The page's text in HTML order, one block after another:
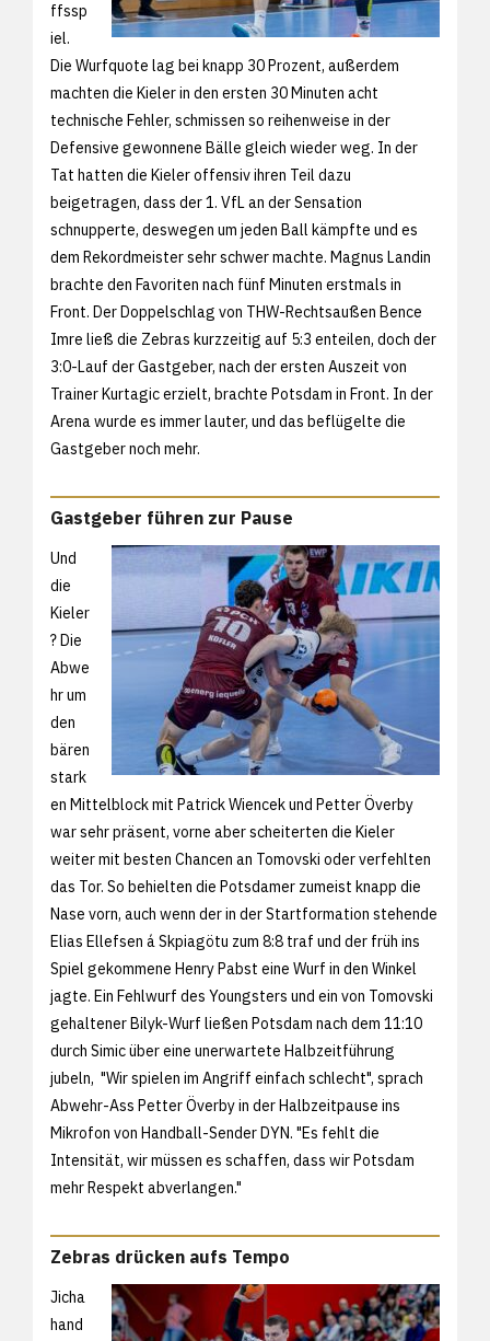
ffssp
iel.
Die Wurfquote lag bei knapp 30 Prozent, außerdem
machten die Kieler in den ersten 30 Minuten acht
technische Fehler, schmissen so reihenweise in der
Defensive gewonnene Bälle gleich wieder weg. In der
Tat hatten die Kieler offensiv ihren Teil dazu
beigetragen, dass der 1. VfL an der Sensation
schnupperte, deswegen um jeden Ball kämpfte und es
dem Rekordmeister sehr schwer machte. Magnus Landin
brachte den Favoriten nach fünf Minuten erstmals in
Front. Der Doppelschlag von THW-Rechtsaußen Bence
Imre ließ die Zebras kurzzeitig auf 5:3 enteilen, doch der
3:0-Lauf der Gastgeber, nach der ersten Auszeit von
Trainer Kurtagic erzielt, brachte Potsdam in Front. In der
Arena wurde es immer lauter, und das beflügelte die
Gastgeber noch mehr.
Gastgeber führen zur Pause
Und
die
Kieler
? Die
Abwe
hr um
den
bären
stark
en Mittelblock mit Patrick Wiencek und Petter Överby
war sehr präsent, vorne aber scheiterten die Kieler
weiter mit besten Chancen an Tomovski oder verfehlten
das Tor. So behielten die Potsdamer zumeist knapp die
Nase vorn, auch wenn der in der Startformation stehende
Elias Ellefsen á Skpiagötu zum 8:8 traf und der früh ins
Spiel gekommene Henry Pabst eine Wurf in den Winkel
jagte. Ein Fehlwurf des Youngsters und ein von Tomovski
gehaltener Bilyk-Wurf ließen Potsdam nach dem 11:10
durch Simic über eine unerwartete Halbzeitführung
jubeln, "Wir spielen im Angriff einfach schlecht", sprach
Abwehr-Ass Petter Överby in der Halbzeitpause ins
Mikrofon von Handball-Sender DYN. "Es fehlt die
Intensität, wir müssen es schaffen, dass wir Potsdam
mehr Respekt abverlangen."
Zebras drücken aufs Tempo
Jicha
hand